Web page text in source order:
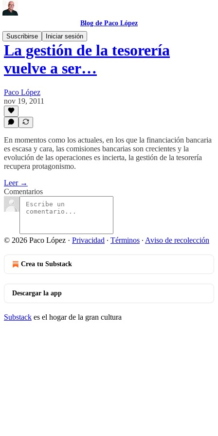
Blog de Paco López
Suscribirse
Iniciar sesión
La gestión de la tesorería
vuelve a ser…
Paco López
nov 19, 2011
En momentos como los actuales, en los que la financiación bancaria
es escasa y cara, las comisiones bancarias son crecientes y la
evolución de las operaciones es incierta, la gestión de la tesorería
recupera protagonismo.
Leer →
Comentarios
© 2026 Paco López · Privacidad ∙ Términos ∙ Aviso de recolección
Crea tu Substack
Descargar la app
Substack es el hogar de la gran cultura